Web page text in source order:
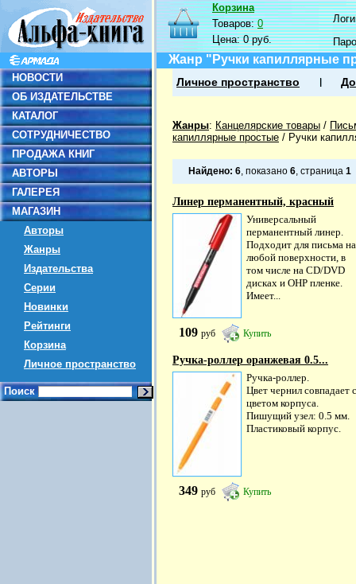
НОВОСТИ
ОБ ИЗДАТЕЛЬСТВЕ
КАТАЛОГ
СОТРУДНИЧЕСТВО
ПРОДАЖА КНИГ
АВТОРЫ
ГАЛЕРЕЯ
МАГАЗИН
Авторы
Жанры
Издательства
Серии
Новинки
Рейтинги
Корзина
Личное пространство
Поиск
Корзина
Товаров:0
Цена:0 руб.
Жанр "Ручки капиллярные
Личное пространство
Жанры: Канцелярские товары /
капиллярные простые / Ручки
Найдено: 6, показано 6, страница 1
Линер перманентный, красный
Универсальный
перманентный линер.
Подходит для письма на
любой поверхности, в
том числе на CD/DVD
дисках и OHP пленке.
Имеет...
109 руб Купить
Ручка-роллер оранжевая 0.5...
Ручка-роллер.
Цвет чернил совпадает с
цветом корпуса.
Пишущий узел: 0.5 мм.
Пластиковый корпус.
349 руб Купить